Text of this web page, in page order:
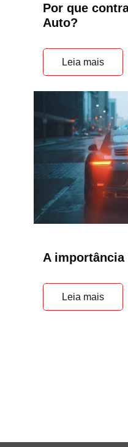
Por que
Auto?
Leia mais
A importância
Leia mais